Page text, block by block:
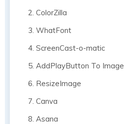
2. ColorZilla
3. WhatFont
4. ScreenCast-o-matic
5. AddPlayButton To Image
6. ResizeImage
7. Canva
8. Asana